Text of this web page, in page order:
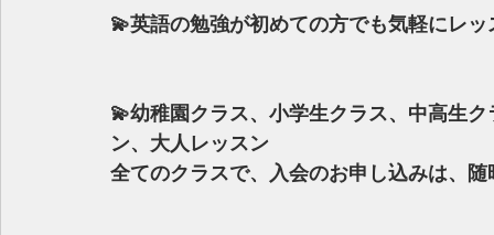
💫英語の勉強が初めての方でも気軽にレ
💫幼稚園クラス、小学生クラス、中高生
ン、大人レッスン
全てのクラスで、入会のお申し込みは、随